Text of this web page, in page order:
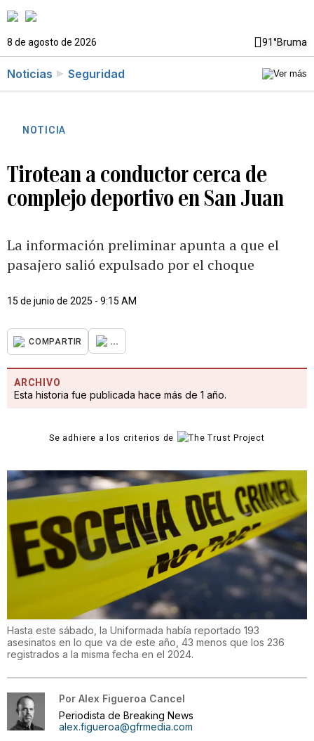
8 de agosto de 2026 91°Bruma
Noticias Seguridad
NOTICIA
Tirotean a conductor cerca de
complejo deportivo en San Juan
La información preliminar apunta a que el
pasajero salió expulsado por el choque
15 de junio de 2025 - 9:15 AM
COMPARTIR ...
ARCHIVO
Esta historia fue publicada hace más de 1 año.
Se adhiere a los criterios de
Hasta este sábado, la Uniformada había reportado 193
asesinatos en lo que va de este año, 43 menos que los 236
registrados a la misma fecha en el 2024.
Por Alex Figueroa Cancel
Periodista de Breaking News
alex.figueroa@gfrmedia.com